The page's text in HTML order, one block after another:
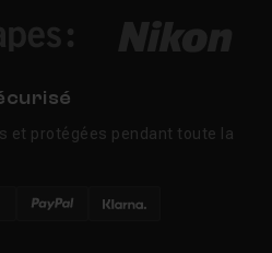
et protégées pendant toute la